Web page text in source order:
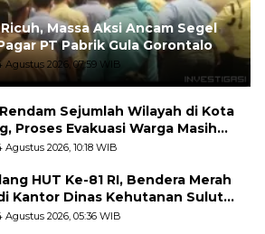
Massa Aksi Ancam Segel
PT Pabrik Gula Gorontalo
Agustus 2026, 07:59 WIB
Sejumlah Wilayah di Kota
Proses Evakuasi Warga Masih
Agustus 2026, 10:18 WIB
HUT Ke-81 RI, Bendera Merah
Kantor Dinas Kehutanan Sulut
Warga
Agustus 2026, 05:36 WIB